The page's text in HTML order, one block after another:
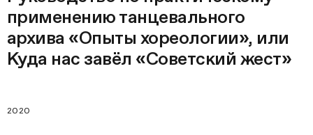
применению танцевального
архива «Опыты хореологии», или
Куда нас завёл «Советский жест»
2020